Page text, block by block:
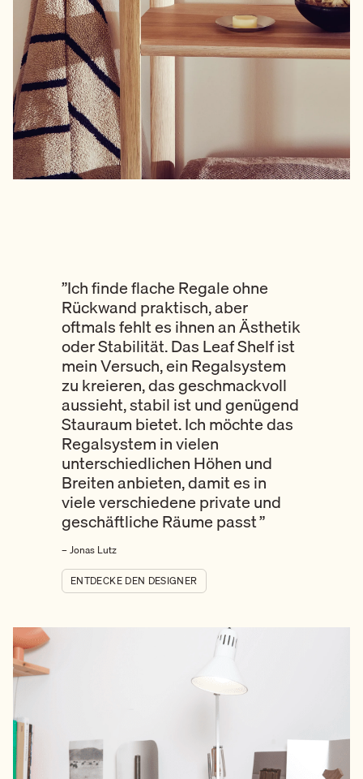
”Ich finde flache Regale ohne
Rückwand praktisch, aber
oftmals fehlt es ihnen an Ästhetik
oder Stabilität. Das Leaf Shelf ist
mein Versuch, ein Regalsystem
zu kreieren, das geschmackvoll
aussieht, stabil ist und genügend
Stauraum bietet. Ich möchte das
Regalsystem in vielen
unterschiedlichen Höhen und
Breiten anbieten, damit es in
viele verschiedene private und
geschäftliche Räume passt”
– Jonas Lutz
ENTDECKE DEN DESIGNER